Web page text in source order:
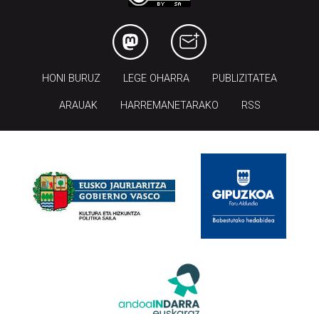
HONI BURUZ LEGE OHARRA PUBLIZITATEA
ARAUAK HARREMANETARAKO RSS